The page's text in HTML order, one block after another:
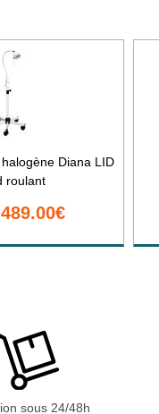
Diana LID
roulant
489.00€
sous 24/48h